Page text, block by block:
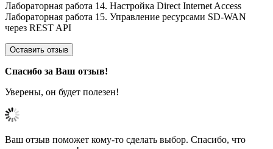
Лабораторная работа 14. Настройка Direct Internet Access
Лабораторная работа 15. Управление ресурсами SD-WAN
через REST API
Оставить отзыв
Спасибо за Ваш отзыв!
Уверены, он будет полезен!
Ваш отзыв поможет кому-то сделать выбор. Спасибо, что